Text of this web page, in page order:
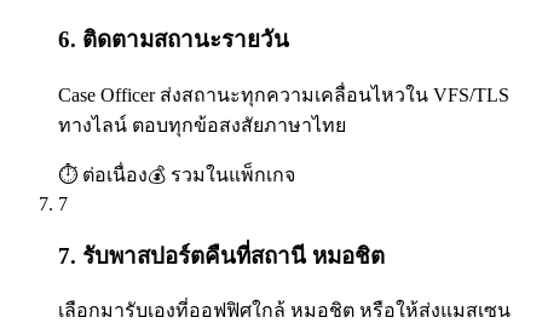
6. ติดตามสถานะรายวัน
Case Officer ส่งสถานะทุกความเคลื่อนไหวใน VFS/TLS
ทางไลน์ ตอบทุกข้อสงสัยภาษาไทย
⏱ ต่อเนื่อง💰 รวมในแพ็กเกจ
7
7. รับพาสปอร์ตคืนที่สถานี หมอชิต
เลือกมารับเองที่ออฟฟิศใกล้ หมอชิต หรือให้ส่งแมสเซน